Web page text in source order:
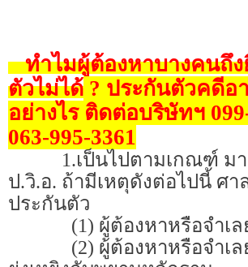
ทำไมผู้ต้องหาบางคนถึง
ตัวไม่ได้ ? ประกันตัวคดีอ
อย่างไร ติดต่อบริษัทฯ
063-995-3361
1.เป็นไปตามเกณฑ์ มาต
ป.วิ.อ. ถ้ามีเหตุดังต่อไปนี้ ศา
ประกันตัว
(1) ผู้ต้องหาหรือจำเล
(2) ผู้ต้องหาหรือจำเลย